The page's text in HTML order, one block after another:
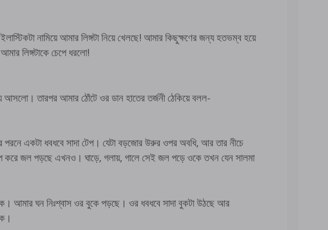
নামিয়ে আমার লিঙ্গটা নিয়ে খেলছে! আমার কিছুক্ষণের জন্য হতভম্ব হয়ে
লিঙ্গটাকে চেপে ধরলো!
আসলো। তারপর আমার ঠোঁটে ওর ডান হাতের তর্জনী ঠেকিয়ে বলল-
পরনে একটা ধবধবে সাদা টেপ। যেটা বড়জোর উরুর ওপর অবধি, আর তার নীচে
করে জল পড়ছে এখনও। ঘাড়ে, গলায়, গালে সেই জল পড়ে ওকে তখন যেন সালমা
আমার ঘন নিঃশ্বাস ওর বুকে পড়ছে। ওর ধবধবে সাদা বুকটা উঠছে আর